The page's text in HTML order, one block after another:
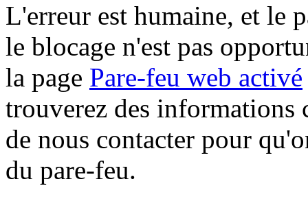
L'erreur est humaine, et le
le blocage n'est pas
la page Pare-feu web activé
trouverez des informations
de nous contacter pour
du pare-feu.